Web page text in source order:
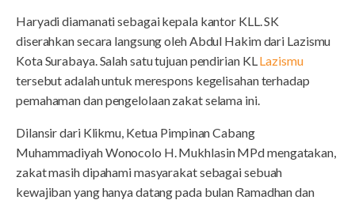
Haryadi diamanati sebagai kepala kantor KLL. SK
diserahkan secara langsung oleh Abdul Hakim dari Lazismu
Kota Surabaya. Salah satu tujuan pendirian KL Lazismu
tersebut adalah untuk merespons kegelisahan terhadap
pemahaman dan pengelolaan zakat selama ini.
Dilansir dari Klikmu, Ketua Pimpinan Cabang
Muhammadiyah Wonocolo H. Mukhlasin MPd mengatakan,
zakat masih dipahami masyarakat sebagai sebuah
kewajiban yang hanya datang pada bulan Ramadhan dan